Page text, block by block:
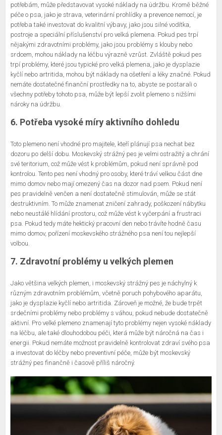
potřebám, může představovat vysoké náklady na údržbu. Kromě běžné
péče o psa, jako je strava, veterinární prohlídky a prevence nemocí, je
potřeba také investovat do kvalitní výbavy, jako jsou silné vodítka,
postroje a speciální příslušenství pro velká plemena. Pokud pes trpí
nějakými zdravotními problémy, jako jsou problémy s klouby nebo
srdcem, mohou náklady na léčbu výrazně vzrůst. Zvláště pokud pes
trpí problémy, které jsou typické pro velká plemena, jako je dysplazie
kyčlí nebo artritida, mohou být náklady na ošetření a léky značné. Pokud
nemáte dostatečné finanční prostředky na to, abyste se postarali o
všechny potřeby tohoto psa, může být lepší zvolit plemeno s nižšími
nároky na údržbu.
6. Potřeba vysoké míry aktivního dohledu
Toto plemeno není vhodné pro majitele, kteří plánují psa nechat bez
dozoru po delší dobu. Moskevský strážný pes je velmi ostražitý a chrání
své teritorium, což může vést k problémům, pokud není správně pod
kontrolou. Tento pes není vhodný pro osoby, které tráví velkou část dne
mimo domov nebo mají omezený čas na dozor nad psem. Pokud není
pes pravidelně venčen a není dostatečně stimulován, může se stát
destruktivním. To může znamenat zničení zahrady, poškození nábytku
nebo neustálé hlídání prostoru, což může vést k vyčerpání a frustraci
psa. Pokud tedy máte hektický pracovní den nebo trávíte hodně času
mimo domov, pořízení moskevského strážného psa není tou nejlepší
volbou.
7. Zdravotní problémy u velkých plemen
Jako většina velkých plemen, i moskevský strážný pes je náchylný k
různým zdravotním problémům, včetně poruch pohybového aparátu,
jako je dysplazie kyčlí nebo artritida. Zároveň je možné, že bude trpět
srdečními problémy nebo problémy s váhou, pokud nebude dostatečně
aktivní. Pro velké plemeno znamenají tyto problémy nejen vysoké náklady
na léčbu, ale také dlouhodobou péči, která může být náročná na čas i
energii. Pokud nemáte možnost pravidelně kontrolovat zdraví svého psa
a investovat do léčby nebo preventivní péče, může být moskevský
strážný pes finančně i časově příliš náročný.